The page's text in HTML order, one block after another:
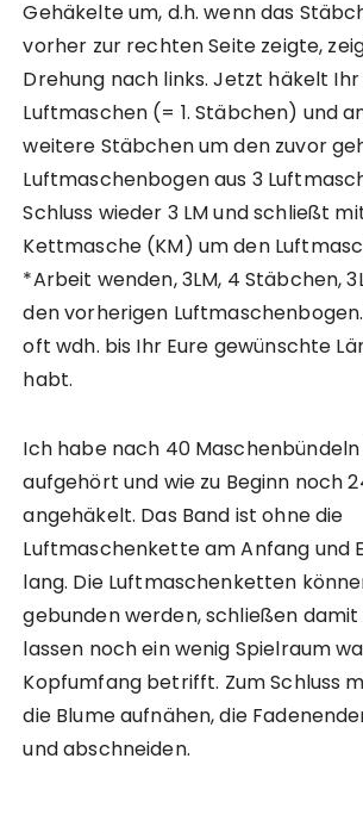
Gehäkelte um, d.h. wenn das
vorher zur rechten Seite zeigte,
Drehung nach links. Jetzt häkelt
Luftmaschen (= 1. Stäbchen) und
weitere Stäbchen um den zuvor
Luftmaschenbogen aus 3
Schluss wieder 3 LM und schließt
Kettmasche (KM) um den
*Arbeit wenden, 3LM, 4 Stäbchen,
den vorherigen
oft wdh. bis Ihr Eure gewünschte
habt.
Ich habe nach 40
aufgehört und wie zu Beginn noch
angehäkelt. Das Band ist ohne die
Luftmaschenkette am Anfang und
lang. Die Luftmaschenketten
gebunden werden, schließen damit
lassen noch ein wenig Spielraum
Kopfumfang betrifft. Zum Schluss
die Blume aufnähen, die
und abschneiden.